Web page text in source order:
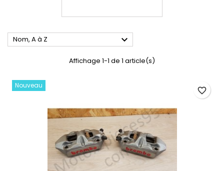
Nom, A à Z 
Affichage 1-1 de 1 article(s)
Nouveau
favorite_border